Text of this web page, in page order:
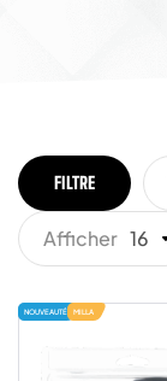
FILTRE
Afficher 16
NOUVEAUTÉ MILLA